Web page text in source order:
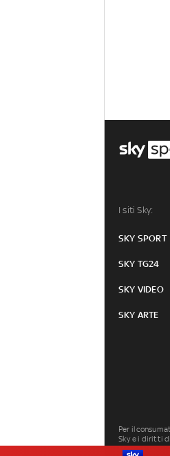
I siti Sky:
SKY SPORT
SKY TG24
SKY VIDEO
SKY ARTE
Per il
Sky e i diritti
Milano P.IVA